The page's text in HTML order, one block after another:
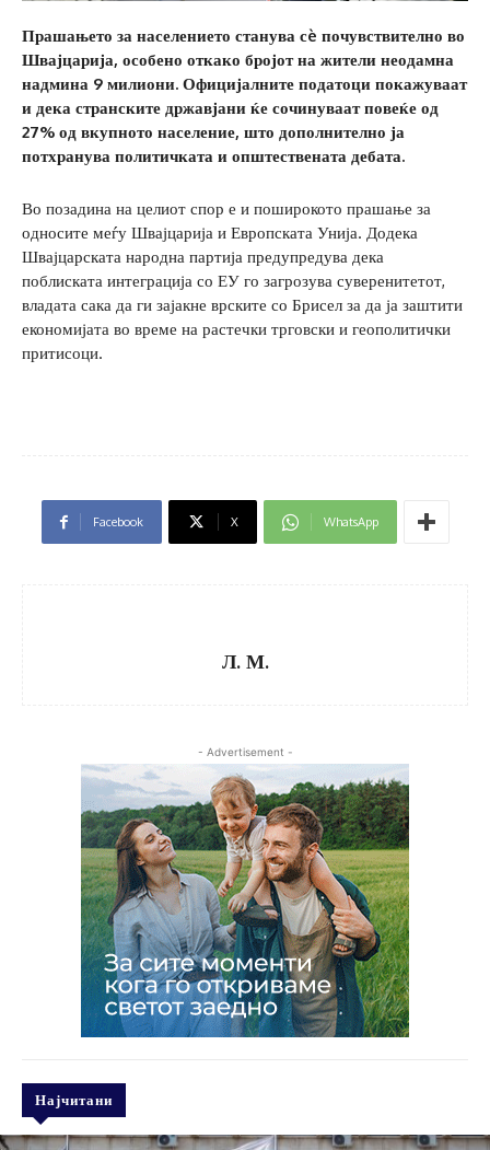
Прашањето за населението станува сè почувствително во
Швајцарија, особено откако бројот на жители неодамна
надмина 9 милиони. Официјалните податоци покажуваат
и дека странските државјани ќе сочинуваат повеќе од
27% од вкупното население, што дополнително ја
потхранува политичката и општествената дебата.
Во позадина на целиот спор е и поширокото прашање за
односите меѓу Швајцарија и Европската Унија. Додека
Швајцарската народна партија предупредува дека
поблиската интеграција со ЕУ го загрозува суверенитетот,
владата сака да ги зајакне врските со Брисел за да ја заштити
економијата во време на растечки трговски и геополитички
притисоци.
Facebook X WhatsApp
Л. М.
- Advertisement -
Најчитани